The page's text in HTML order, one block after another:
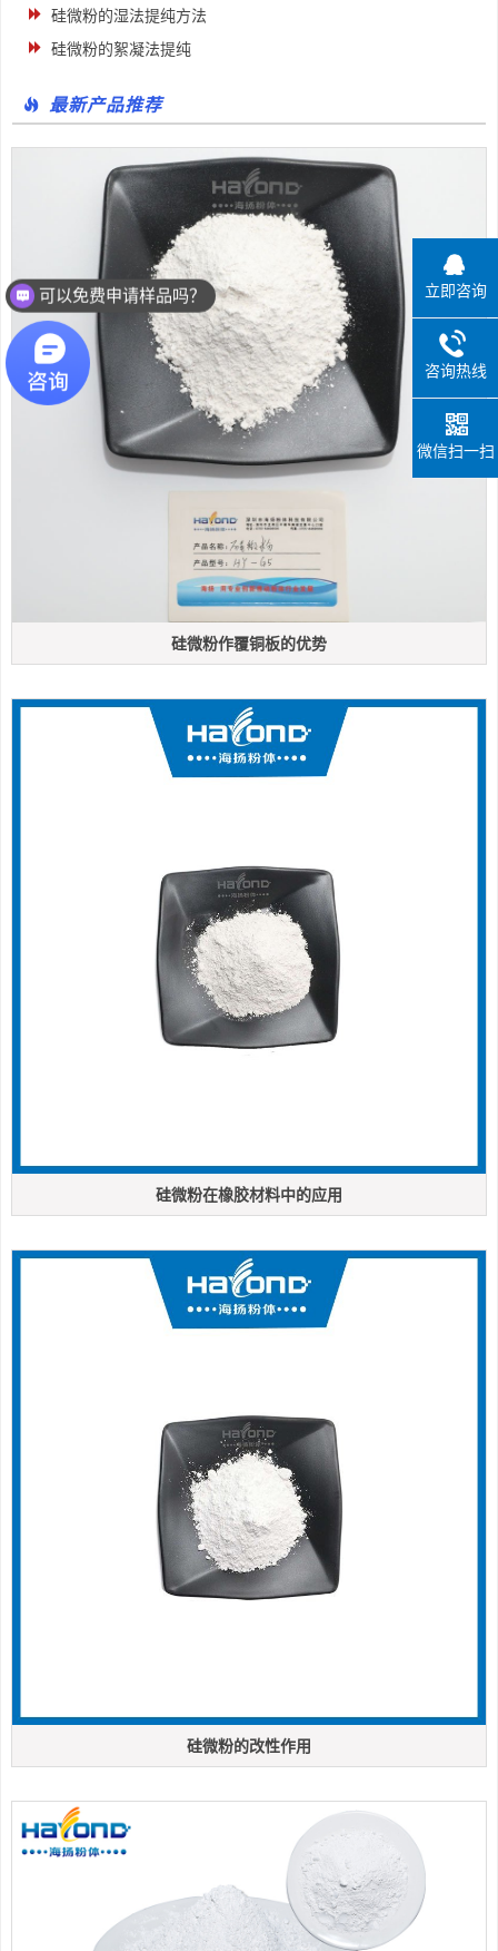
硅微粉的湿法提纯方法
硅微粉的絮凝法提纯
最新产品推荐
硅微粉作覆铜板的优势
硅微粉在橡胶材料中的应用
硅微粉的改性作用
立即咨询
咨询热线
微信扫一扫
你们有哪些粉体产品？
可以免费申请样品吗？